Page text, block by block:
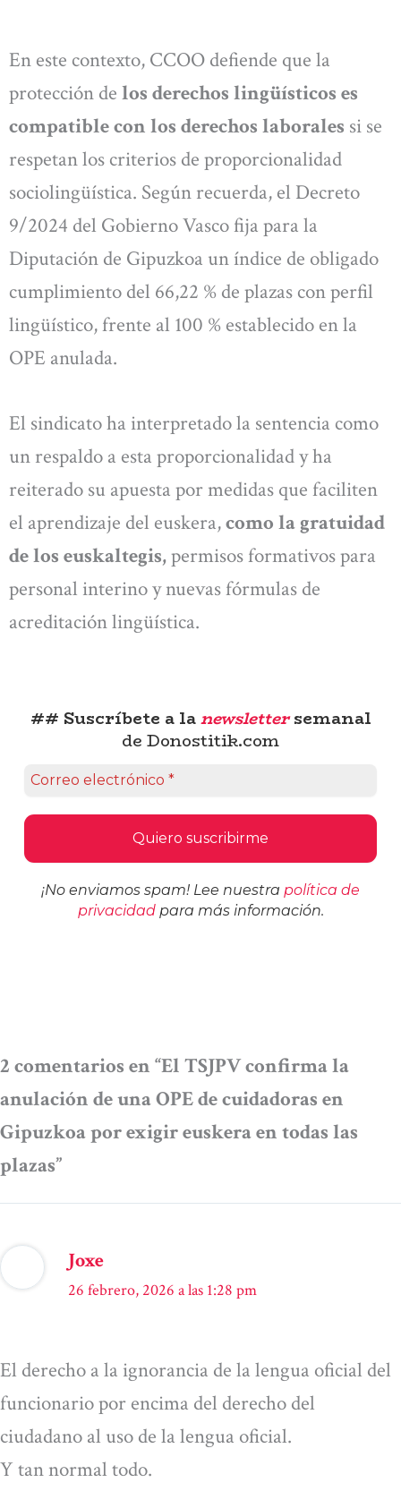
En este contexto, CCOO defiende que la
protección de los derechos lingüísticos es
compatible con los derechos laborales si se
respetan los criterios de proporcionalidad
sociolingüística. Según recuerda, el Decreto
9/2024 del Gobierno Vasco fija para la
Diputación de Gipuzkoa un índice de obligado
cumplimiento del 66,22 % de plazas con perfil
lingüístico, frente al 100 % establecido en la
OPE anulada.
El sindicato ha interpretado la sentencia como
un respaldo a esta proporcionalidad y ha
reiterado su apuesta por medidas que faciliten
el aprendizaje del euskera,como la gratuidad
de los euskaltegis,permisos formativos para
personal interino y nuevas fórmulas de
acreditación lingüística.
## Suscríbete a lanewslettersemanal
de Donostitik.com
¡No enviamos spam! Lee nuestra política de
privacidadpara más información.
2 comentarios en “El TSJPV confirma la
anulación de una OPE de cuidadoras en
Gipuzkoa por exigir euskera en todas las
plazas”
Joxe
26 febrero, 2026 a las 1:28 pm
El derecho a la ignorancia de la lengua oficial del
funcionario por encima del derecho del
ciudadano al uso de la lengua oficial.
Y tan normal todo.